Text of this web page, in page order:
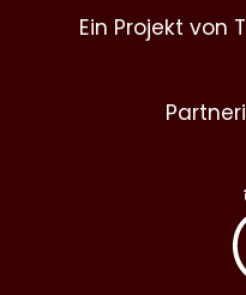
Ein Projekt von